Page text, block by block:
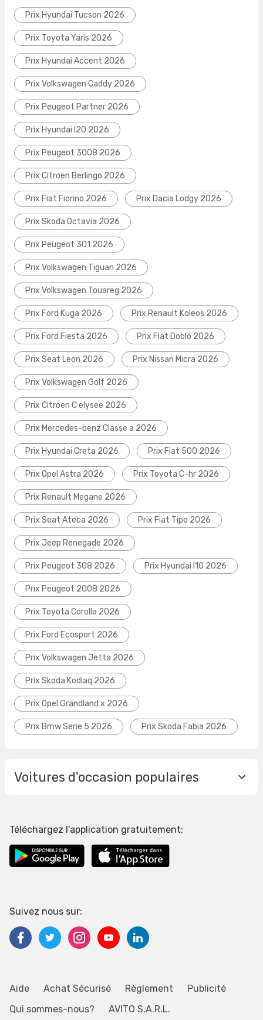
Prix Hyundai Tucson 2026
Prix Toyota Yaris 2026
Prix Hyundai Accent 2026
Prix Volkswagen Caddy 2026
Prix Peugeot Partner 2026
Prix Hyundai I20 2026
Prix Peugeot 3008 2026
Prix Citroen Berlingo 2026
Prix Fiat Fiorino 2026 Prix Dacia Lodgy 2026
Prix Skoda Octavia 2026
Prix Peugeot 301 2026
Prix Volkswagen Tiguan 2026
Prix Volkswagen Touareg 2026
Prix Ford Kuga 2026 Prix Renault Koleos 2026
Prix Ford Fiesta 2026 Prix Fiat Doblo 2026
Prix Seat Leon 2026 Prix Nissan Micra 2026
Prix Volkswagen Golf 2026
Prix Citroen C elysee 2026
Prix Mercedes-benz Classe a 2026
Prix Hyundai Creta 2026 Prix Fiat 500 2026
Prix Opel Astra 2026 Prix Toyota C-hr 2026
Prix Renault Megane 2026
Prix Seat Ateca 2026 Prix Fiat Tipo 2026
Prix Jeep Renegade 2026
Prix Peugeot 308 2026 Prix Hyundai I10 2026
Prix Peugeot 2008 2026
Prix Toyota Corolla 2026
Prix Ford Ecosport 2026
Prix Volkswagen Jetta 2026
Prix Skoda Kodiaq 2026
Prix Opel Grandland x 2026
Prix Bmw Serie 5 2026 Prix Skoda Fabia 2026
Voitures d'occasion populaires
Aide Achat Sécurisé Règlement
Publicité
Qui sommes-nous?
AVITO S.A.R.L.
Téléchargez l'application gratuitement:
Suivez nous sur: